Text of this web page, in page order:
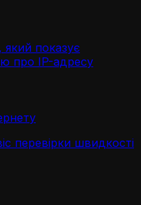
який показує
про IP-адресу
перевірки швидкості